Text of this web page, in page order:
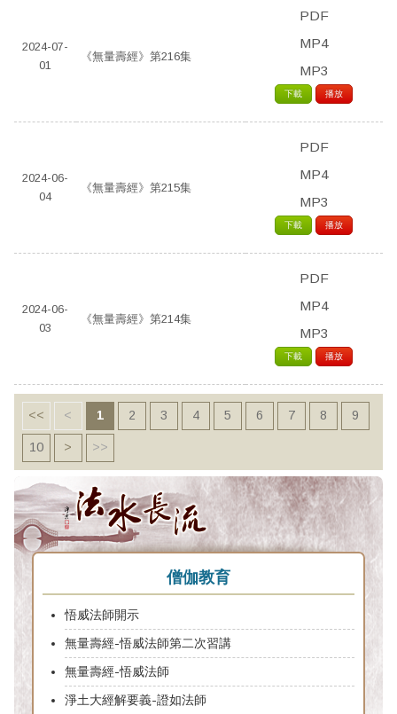
2024-07-
01
《無量壽經》第216集
PDF
MP4
MP3
下載 播放
2024-06-
04
《無量壽經》第215集
PDF
MP4
MP3
下載 播放
2024-06-
03
《無量壽經》第214集
PDF
MP4
MP3
下載 播放
<< < 1 2 3 4 5 6 7 8 9
10 > >>
僧伽教育
悟威法師開示
無量壽經-悟威法師第二次習講
無量壽經-悟威法師
淨土大經解要義-證如法師